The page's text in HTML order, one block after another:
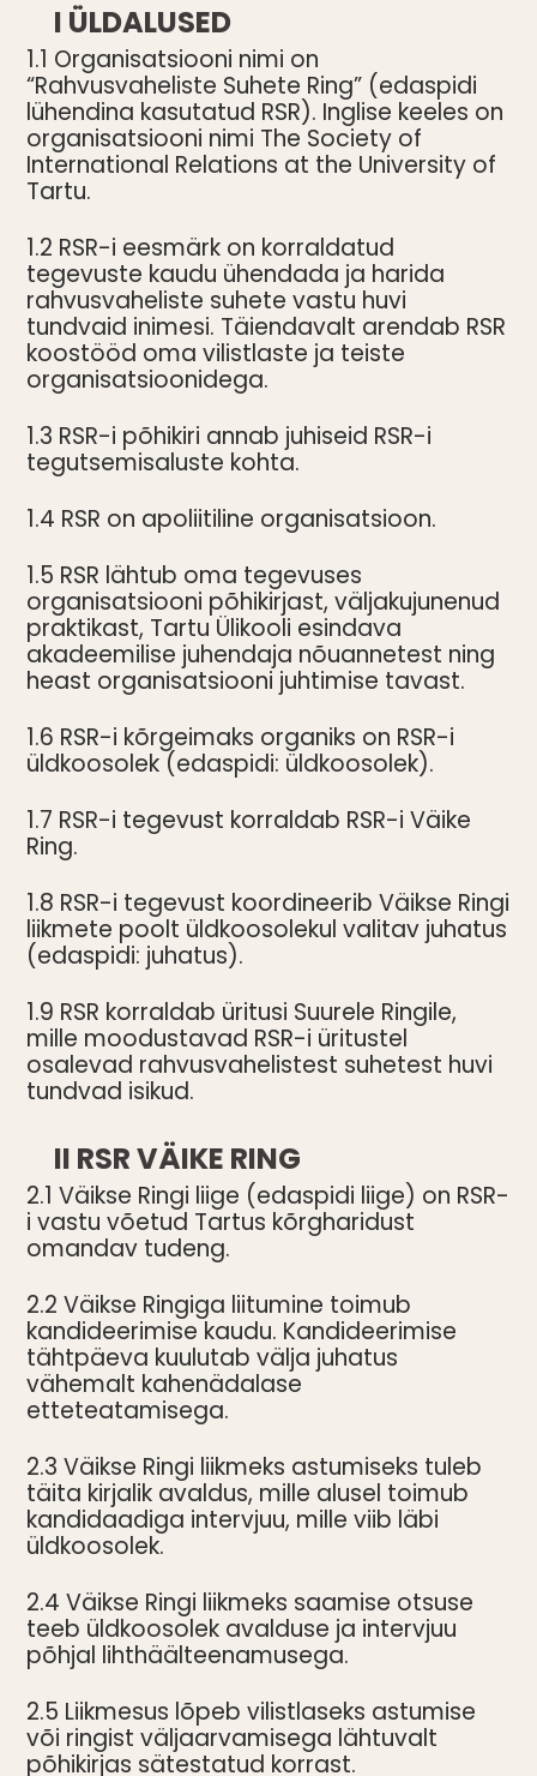
I ÜLDALUSED
1.1 Organisatsiooni nimi on
“Rahvusvaheliste Suhete Ring” (edaspidi
lühendina kasutatud RSR). Inglise keeles on
organisatsiooni nimi The Society of
International Relations at the University of
Tartu.
1.2 RSR-i eesmärk on korraldatud
tegevuste kaudu ühendada ja harida
rahvusvaheliste suhete vastu huvi
tundvaid inimesi. Täiendavalt arendab RSR
koostööd oma vilistlaste ja teiste
organisatsioonidega.
1.3 RSR-i põhikiri annab juhiseid RSR-i
tegutsemisaluste kohta.
1.4 RSR on apoliitiline organisatsioon.
1.5 RSR lähtub oma tegevuses
organisatsiooni põhikirjast, väljakujunenud
praktikast, Tartu Ülikooli esindava
akadeemilise juhendaja nõuannetest ning
heast organisatsiooni juhtimise tavast.
1.6 RSR-i kõrgeimaks organiks on RSR-i
üldkoosolek (edaspidi: üldkoosolek).
1.7 RSR-i tegevust korraldab RSR-i Väike
Ring.
1.8 RSR-i tegevust koordineerib Väikse Ringi
liikmete poolt üldkoosolekul valitav juhatus
(edaspidi: juhatus).
1.9 RSR korraldab üritusi Suurele Ringile,
mille moodustavad RSR-i üritustel
osalevad rahvusvahelistest suhetest huvi
tundvad isikud.
II RSR VÄIKE RING
2.1 Väikse Ringi liige (edaspidi liige) on RSR-
i vastu võetud Tartus kõrgharidust
omandav tudeng.
2.2 Väikse Ringiga liitumine toimub
kandideerimise kaudu. Kandideerimise
tähtpäeva kuulutab välja juhatus
vähemalt kahenädalase
etteteatamisega.
2.3 Väikse Ringi liikmeks astumiseks tuleb
täita kirjalik avaldus, mille alusel toimub
kandidaadiga intervjuu, mille viib läbi
üldkoosolek.
2.4 Väikse Ringi liikmeks saamise otsuse
teeb üldkoosolek avalduse ja intervjuu
põhjal lihthäälteenamusega.
2.5 Liikmesus lõpeb vilistlaseks astumise
või ringist väljaarvamisega lähtuvalt
põhikirjas sätestatud korrast.